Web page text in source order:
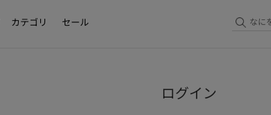
カテゴリ セール
ログイン